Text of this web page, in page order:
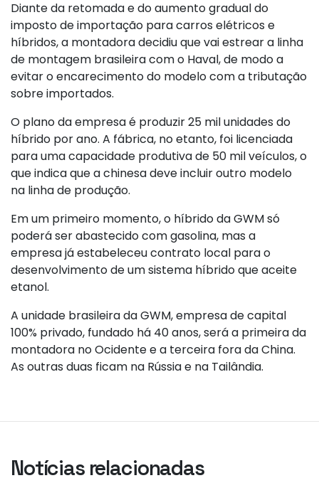
Diante da retomada e do aumento gradual do
imposto de importação para carros elétricos e
híbridos, a montadora decidiu que vai estrear a linha
de montagem brasileira com o Haval, de modo a
evitar o encarecimento do modelo com a tributação
sobre importados.
O plano da empresa é produzir 25 mil unidades do
híbrido por ano. A fábrica, no etanto, foi licenciada
para uma capacidade produtiva de 50 mil veículos, o
que indica que a chinesa deve incluir outro modelo
na linha de produção.
Em um primeiro momento, o híbrido da GWM só
poderá ser abastecido com gasolina, mas a
empresa já estabeleceu contrato local para o
desenvolvimento de um sistema híbrido que aceite
etanol.
A unidade brasileira da GWM, empresa de capital
100% privado, fundado há 40 anos, será a primeira da
montadora no Ocidente e a terceira fora da China.
As outras duas ficam na Rússia e na Tailândia.
Notícias relacionadas